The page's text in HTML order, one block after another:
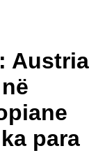
Austria
para